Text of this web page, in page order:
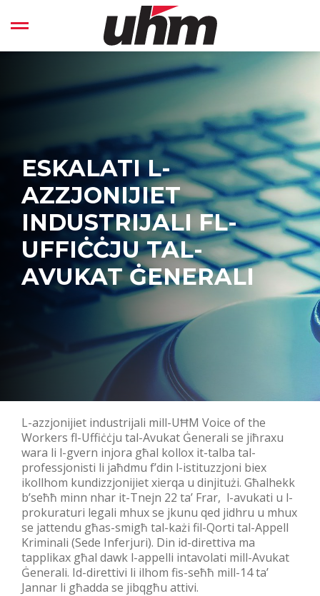
Open left Panel
ESKALATI L-
AZZJONIJIET
INDUSTRIJALI FL-
UFFIĊĊJU TAL-
AVUKAT ĠENERALI
L-azzjonijiet industrijali mill-UĦM Voice of the
Workers fl-Uffiċċju tal-Avukat Ġenerali se jiħraxu
wara li l-gvern injora għal kollox it-talba tal-
professjonisti li jaħdmu f’din l-istituzzjoni biex
ikollhom kundizzjonijiet xierqa u dinjitużi. Għalhekk
b’seħħ minn nhar it-Tnejn 22 ta’ Frar, l-avukati u l-
prokuraturi legali mhux se jkunu qed jidhru u mhux
se jattendu għas-smigħ tal-każi fil-Qorti tal-Appell
Kriminali (Sede Inferjuri). Din id-direttiva ma
tapplikax għal dawk l-appelli intavolati mill-Avukat
Ġenerali. Id-direttivi li ilhom fis-seħħ mill-14 ta’
Jannar li għadda se jibqgħu attivi.